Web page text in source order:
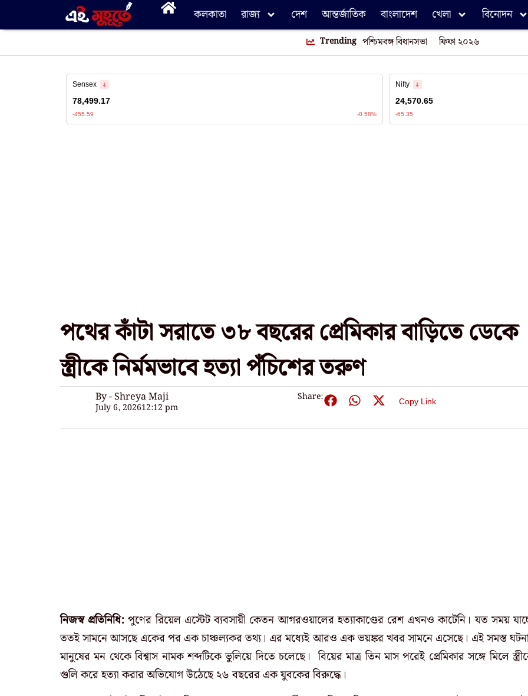
কলকাতা রাজ্য দেশ আন্তর্জাতিক বাংলাদেশ খেলা বিনোদন
Trending পশ্চিমবঙ্গ বিধানসভা ফিফা ২০২৬
পথের কাঁটা সরাতে ৩৮ বছরের প্রেমিকার বাড়িতে ডেকে
স্ত্রীকে নির্মমভাবে হত্যা পঁচিশের তরুণ
By - Shreya Maji
July 6, 202612:12 pm
Share: Copy Link
নিজস্ব প্রতিনিধি: পুণের রিয়েল এস্টেট ব্যবসায়ী কেতন আগরওয়ালের হত্যাকাণ্ডের রেশ এখনও কাটেনি। যত সময়
ততই সামনে আসছে একের পর এক চাঞ্চল্যকর তথ্য। এর মধ্যেই আরও এক ভয়ঙ্কর খবর সামনে এসেছে। এই সমস্ত
মানুষের মন থেকে বিশ্বাস নামক শব্দটিকে ভুলিয়ে দিতে চলেছে। বিয়ের মাত্র তিন মাস পরেই প্রেমিকার সঙ্গে মিলে
গুলি করে হত্যা করার অভিযোগ উঠেছে ২৬ বছরের এক যুবকের বিরুদ্ধে।